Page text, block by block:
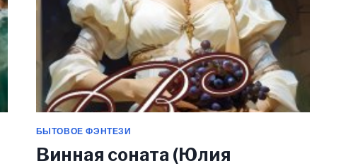
БЫТОВОЕ ФЭНТЕЗИ
Винная соната (Юлия